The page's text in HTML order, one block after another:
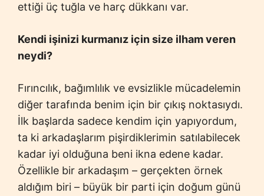
ettiği üç tuğla ve harç dükkanı var.
Kendi işinizi kurmanız için size ilham veren
neydi?
Fırıncılık, bağımlılık ve evsizlikle mücadelemin
diğer tarafında benim için bir çıkış noktasıydı.
İlk başlarda sadece kendim için yapıyordum,
ta ki arkadaşlarım pişirdiklerimin satılabilecek
kadar iyi olduğuna beni ikna edene kadar.
Özellikle bir arkadaşım – gerçekten örnek
aldığım biri – büyük bir parti için doğum günü